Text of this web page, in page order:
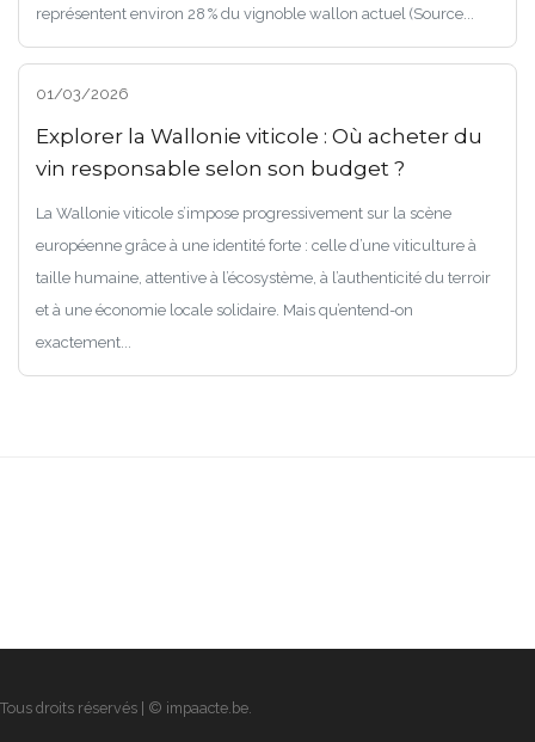
représentent environ 28 % du vignoble wallon actuel (Source...
01/03/2026
Explorer la Wallonie viticole : Où acheter du
vin responsable selon son budget ?
La Wallonie viticole s’impose progressivement sur la scène
européenne grâce à une identité forte : celle d’une viticulture à
taille humaine, attentive à l’écosystème, à l’authenticité du terroir
et à une économie locale solidaire. Mais qu’entend-on
exactement...
Tous droits réservés | © impaacte.be.